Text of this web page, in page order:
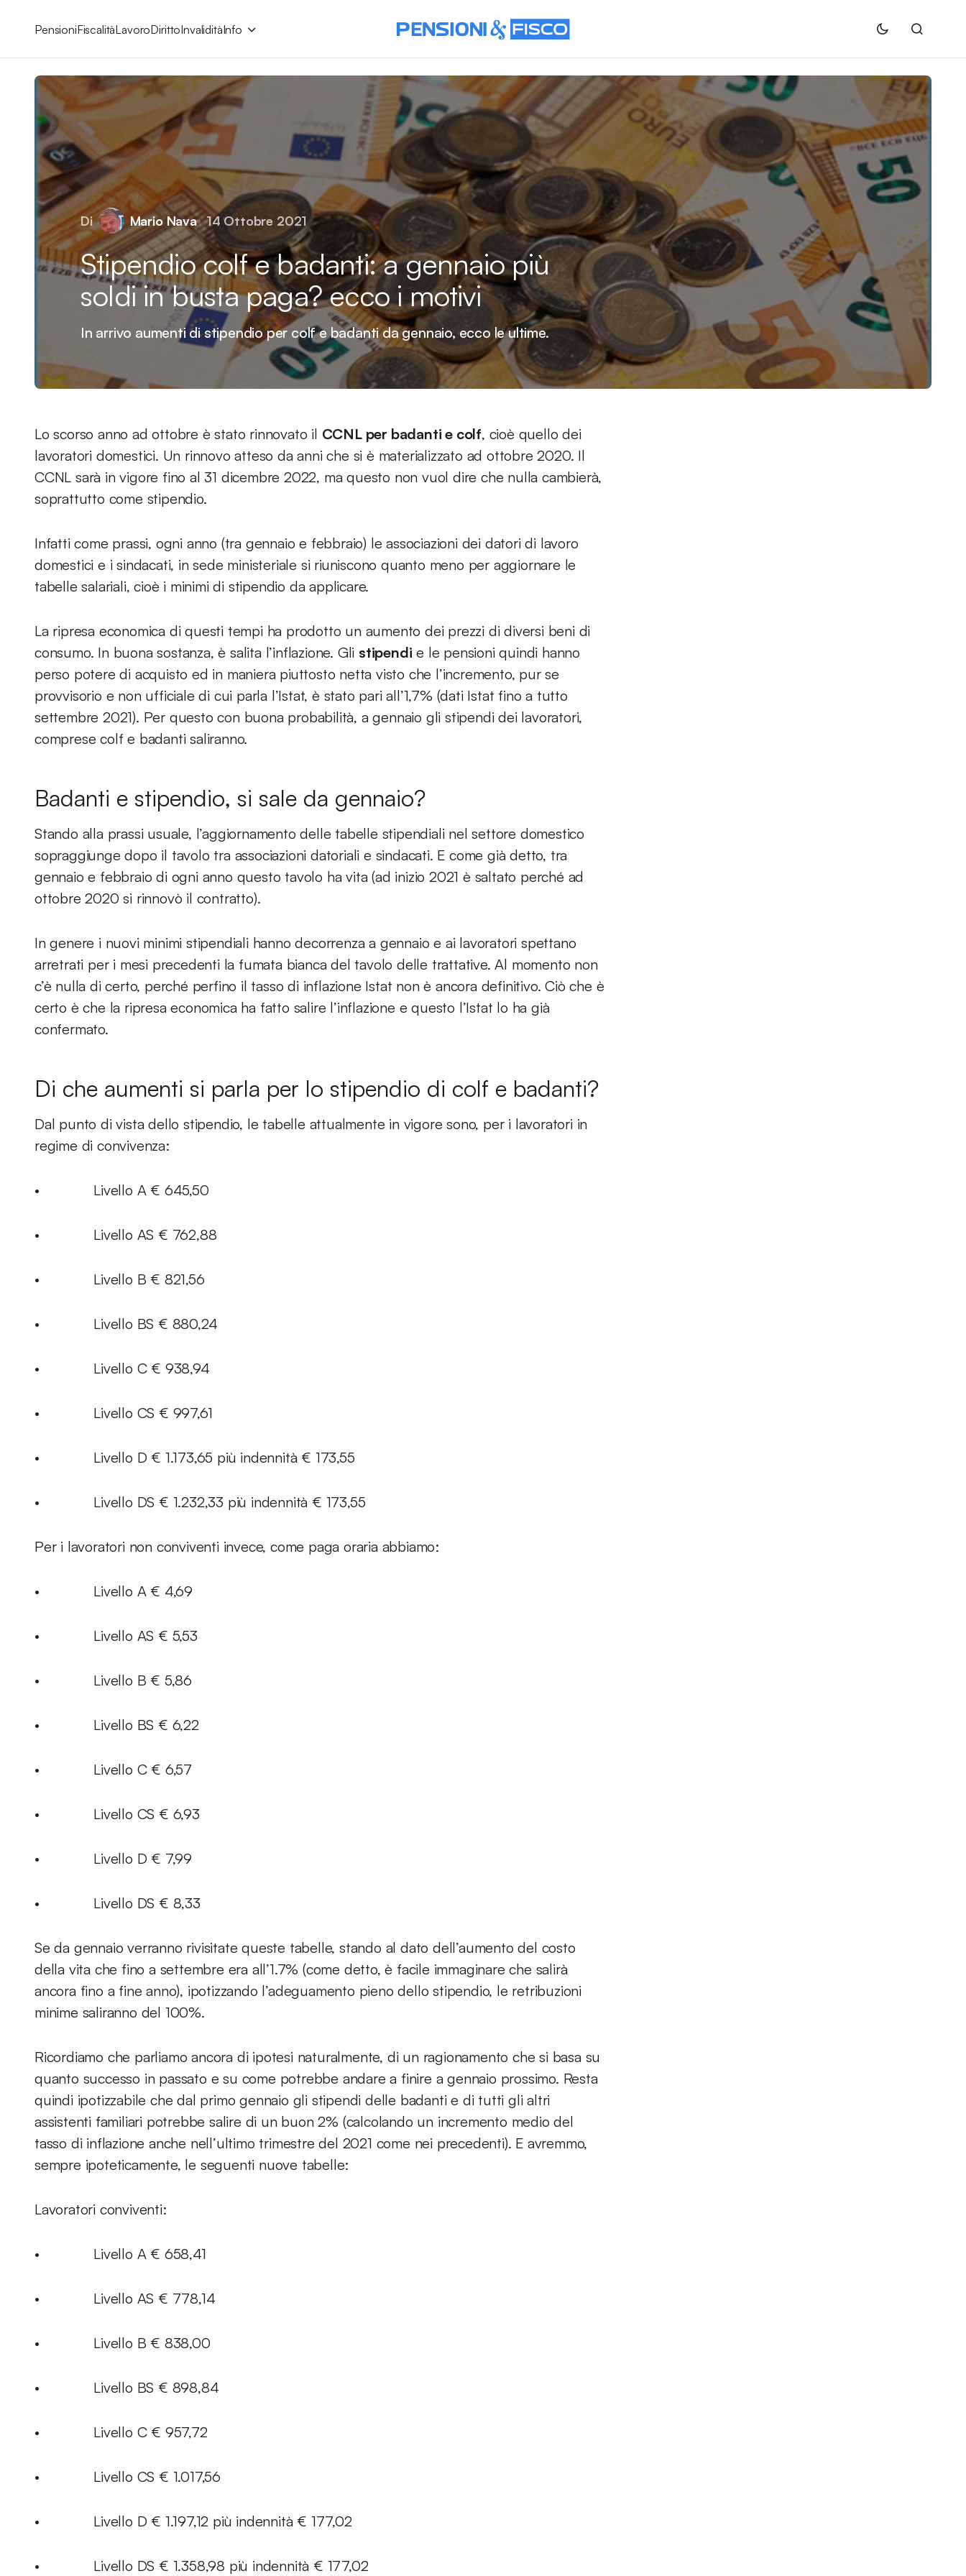
PensioniFiscalitàLavoroDirittoInvaliditàInfo
Di Mario Nava 14 Ottobre 2021
Stipendio colf e badanti: a gennaio più
soldi in busta paga? ecco i motivi
In arrivo aumenti di stipendio per colf e badanti da gennaio, ecco le ultime.
Lo scorso anno ad ottobre è stato rinnovato il CCNL per badanti e colf, cioè quello dei
lavoratori domestici. Un rinnovo atteso da anni che si è materializzato ad ottobre 2020. Il
CCNL sarà in vigore fino al 31 dicembre 2022, ma questo non vuol dire che nulla cambierà,
soprattutto come stipendio.
Infatti come prassi, ogni anno (tra gennaio e febbraio) le associazioni dei datori di lavoro
domestici e i sindacati, in sede ministeriale si riuniscono quanto meno per aggiornare le
tabelle salariali, cioè i minimi di stipendio da applicare.
La ripresa economica di questi tempi ha prodotto un aumento dei prezzi di diversi beni di
consumo. In buona sostanza, è salita l’inflazione. Gli stipendi e le pensioni quindi hanno
perso potere di acquisto ed in maniera piuttosto netta visto che l’incremento, pur se
provvisorio e non ufficiale di cui parla l’Istat, è stato pari all’1,7% (dati Istat fino a tutto
settembre 2021). Per questo con buona probabilità, a gennaio gli stipendi dei lavoratori,
comprese colf e badanti saliranno.
Badanti e stipendio, si sale da gennaio?
Stando alla prassi usuale, l’aggiornamento delle tabelle stipendiali nel settore domestico
sopraggiunge dopo il tavolo tra associazioni datoriali e sindacati. E come già detto, tra
gennaio e febbraio di ogni anno questo tavolo ha vita (ad inizio 2021 è saltato perché ad
ottobre 2020 si rinnovò il contratto).
In genere i nuovi minimi stipendiali hanno decorrenza a gennaio e ai lavoratori spettano
arretrati per i mesi precedenti la fumata bianca del tavolo delle trattative. Al momento non
c’è nulla di certo, perché perfino il tasso di inflazione Istat non è ancora definitivo. Ciò che è
certo è che la ripresa economica ha fatto salire l’inflazione e questo l’Istat lo ha già
confermato.
Di che aumenti si parla per lo stipendio di colf e badanti?
Dal punto di vista dello stipendio, le tabelle attualmente in vigore sono, per i lavoratori in
regime di convivenza:
• Livello A € 645,50
• Livello AS € 762,88
• Livello B € 821,56
• Livello BS € 880,24
• Livello C € 938,94
• Livello CS € 997,61
• Livello D € 1.173,65 più indennità € 173,55
• Livello DS € 1.232,33 più indennità € 173,55
Per i lavoratori non conviventi invece, come paga oraria abbiamo:
• Livello A € 4,69
• Livello AS € 5,53
• Livello B € 5,86
• Livello BS € 6,22
• Livello C € 6,57
• Livello CS € 6,93
• Livello D € 7,99
• Livello DS € 8,33
Se da gennaio verranno rivisitate queste tabelle, stando al dato dell’aumento del costo
della vita che fino a settembre era all’1.7% (come detto, è facile immaginare che salirà
ancora fino a fine anno), ipotizzando l’adeguamento pieno dello stipendio, le retribuzioni
minime saliranno del 100%.
Ricordiamo che parliamo ancora di ipotesi naturalmente, di un ragionamento che si basa su
quanto successo in passato e su come potrebbe andare a finire a gennaio prossimo. Resta
quindi ipotizzabile che dal primo gennaio gli stipendi delle badanti e di tutti gli altri
assistenti familiari potrebbe salire di un buon 2% (calcolando un incremento medio del
tasso di inflazione anche nell’ultimo trimestre del 2021 come nei precedenti). E avremmo,
sempre ipoteticamente, le seguenti nuove tabelle:
Lavoratori conviventi:
• Livello A € 658,41
• Livello AS € 778,14
• Livello B € 838,00
• Livello BS € 898,84
• Livello C € 957,72
• Livello CS € 1.017,56
• Livello D € 1.197,12 più indennità € 177,02
• Livello DS € 1.358,98 più indennità € 177,02